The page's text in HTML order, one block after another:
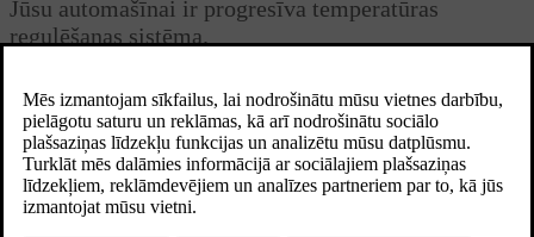
Jūsu automašīnai ir progresīva temperatūras
regulēšanas sistēma.
Šī sistēma aktīvi regulē vilces akumulatora temperatūru gan
automašīnas stāvēšanas, gan uzlādes, gan braukšanas laikā. Tas tiek
darīts tad, ja automašīnā ir augsta vai zema temperatūra, kā arī
sagatavošanas laikā.